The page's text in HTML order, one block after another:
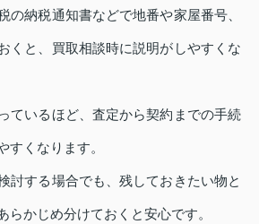
の納税通知書などで地番や家屋番号、
くと、買取相談時に説明がしやすくな
ているほど、査定から契約までの手続
すくなります。
討する場合でも、残しておきたい物と
らかじめ分けておくと安心です。